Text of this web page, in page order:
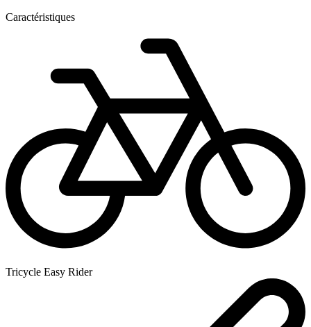
Caractéristiques
Tricycle Easy Rider